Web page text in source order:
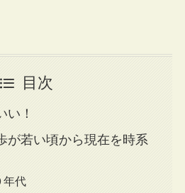
目次
い！
が若い頃から現在を時系
代